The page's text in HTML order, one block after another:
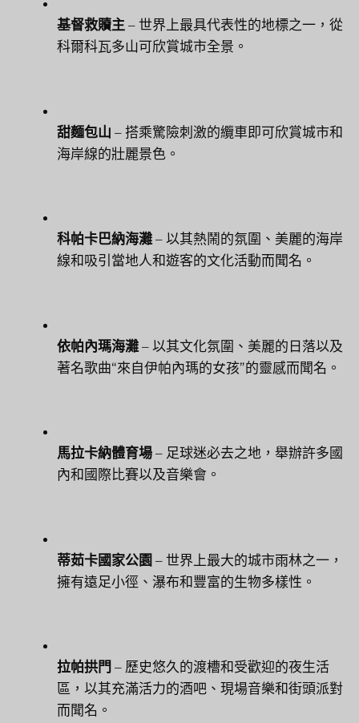
基督救贖主 – 世界上最具代表性的地標之一，從
科爾科瓦多山可欣賞城市全景。
甜麵包山 – 搭乘驚險刺激的纜車即可欣賞城市和
海岸線的壯麗景色。
科帕卡巴納海灘 – 以其熱鬧的氛圍、美麗的海岸
線和吸引當地人和遊客的文化活動而聞名。
依帕內瑪海灘 – 以其文化氛圍、美麗的日落以及
著名歌曲“來自伊帕內瑪的女孩”的靈感而聞名。
馬拉卡納體育場 – 足球迷必去之地，舉辦許多國
內和國際比賽以及音樂會。
蒂茹卡國家公園 – 世界上最大的城市雨林之一，
擁有遠足小徑、瀑布和豐富的生物多樣性。
拉帕拱門 – 歷史悠久的渡槽和受歡迎的夜生活
區，以其充滿活力的酒吧、現場音樂和街頭派對
而聞名。